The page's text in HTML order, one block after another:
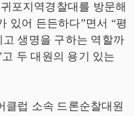
포지역경찰대를 방문해
있어 든든하다”면서 “평
생명을 구하는 역할까
두 대원의 용기 있는
클럽 소속 드론순찰대원